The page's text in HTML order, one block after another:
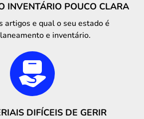
INVENTÁRIO POUCO CLARA
artigos e qual o seu estado é
e inventário.
DIFÍCEIS DE GERIR